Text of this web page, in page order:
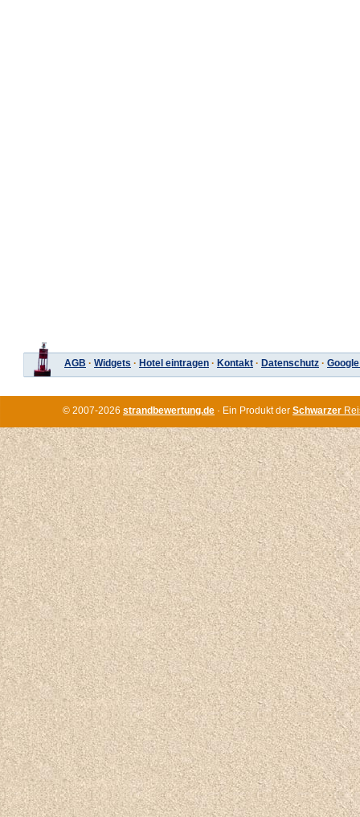
AGB · Widgets · Hotel eintragen · Kontakt · Datenschutz ·
© 2007-2026 strandbewertung.de · Ein Produkt der Schwarzer